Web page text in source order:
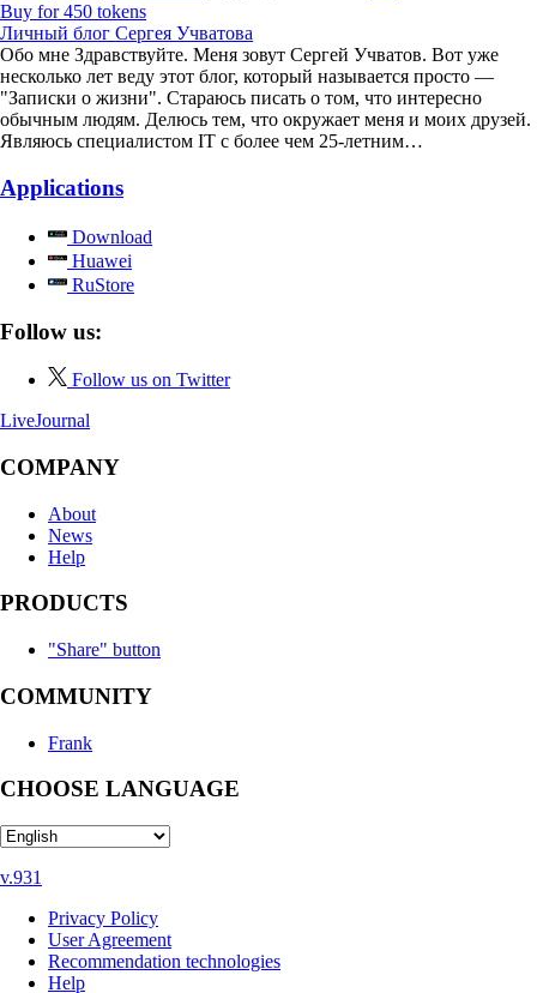
Buy for 450 tokens
Личный блог Сергея Учватова
Обо мне Здравствуйте. Меня зовут Сергей Учватов. Вот уже
несколько лет веду этот блог, который называется просто —
"Записки о жизни". Стараюсь писать о том, что интересно
обычным людям. Делюсь тем, что окружает меня и моих друзей.
Являюсь специалистом IT с более чем 25-летним…
Applications
Download
Huawei
RuStore
Follow us:
Follow us on Twitter
LiveJournal
COMPANY
About
News
Help
PRODUCTS
"Share" button
COMMUNITY
Frank
CHOOSE LANGUAGE
v.931
Privacy Policy
User Agreement
Recommendation technologies
Help